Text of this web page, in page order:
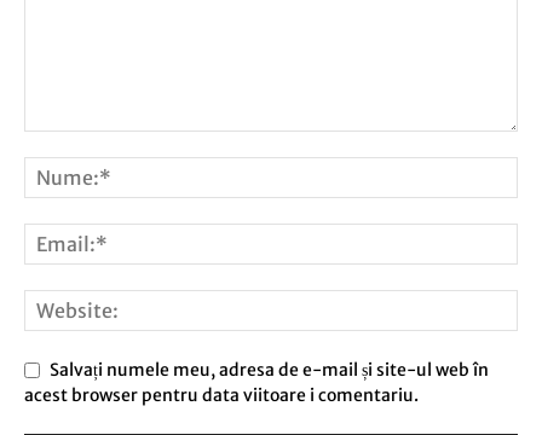
Salvați numele meu, adresa de e-mail și site-ul web în
acest browser pentru data viitoare i comentariu.